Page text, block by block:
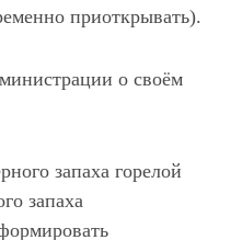
приоткрывать).
о своём
запаха горелой
запаха